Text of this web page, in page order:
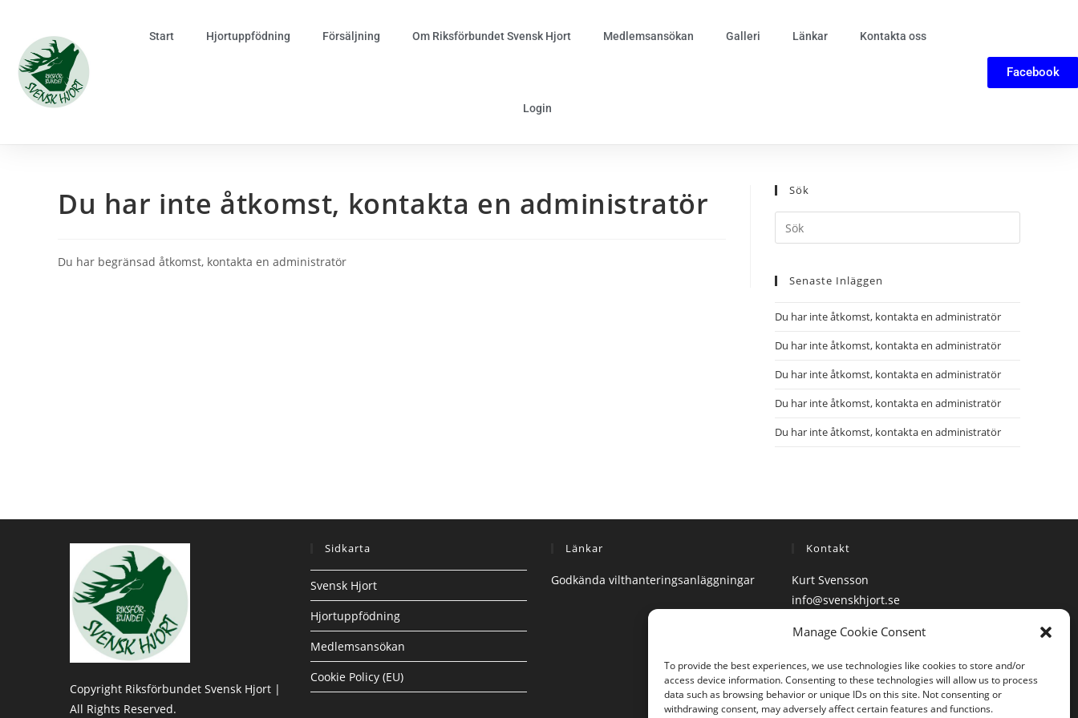
Manage Cookie Consent
To provide the best experiences, we use technologies like cookies to store and/or
access device information. Consenting to these technologies will allow us to process
data such as browsing behavior or unique IDs on this site. Not consenting or
withdrawing consent, may adversely affect certain features and functions.
Start Hjortuppfödning Försäljning Om Riksförbundet Svensk Hjort Medlemsansökan Galleri Länkar Kontakta oss
Login
Facebook
Du har inte åtkomst, kontakta en administratör
Du har begränsad åtkomst, kontakta en administratör
Sök
Senaste Inläggen
Du har inte åtkomst, kontakta en administratör
Du har inte åtkomst, kontakta en administratör
Du har inte åtkomst, kontakta en administratör
Du har inte åtkomst, kontakta en administratör
Du har inte åtkomst, kontakta en administratör
Copyright Riksförbundet Svensk Hjort |
All Rights Reserved.
Sidkarta
Svensk Hjort
Hjortuppfödning
Medlemsansökan
Cookie Policy (EU)
Länkar
Godkända vilthanteringsanläggningar
Kontakt
Kurt Svensson
info@svenskhjort.se